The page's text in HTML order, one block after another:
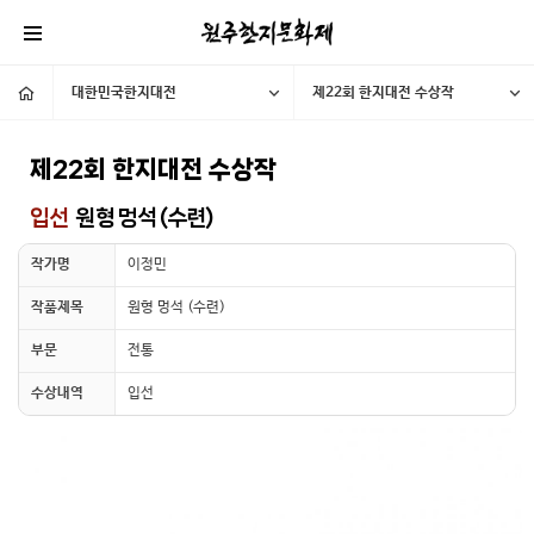
대한민국한지대전 제22회 한지대전 수상작
제22회 한지대전 수상작
입선 원형 멍석 (수련)
작가명 이정민
작품제목 원형 멍석 (수련)
부문 전통
수상내역 입선